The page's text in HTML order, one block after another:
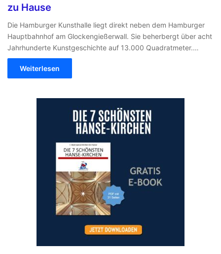
zu Hause
Die Hamburger Kunsthalle liegt direkt neben dem Hamburger
Hauptbahnhof am Glockengießerwall. Sie beherbergt über acht
Jahrhunderte Kunstgeschichte auf 13.000 Quadratmeter.…
Weiterlesen